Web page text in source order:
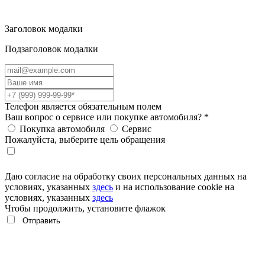
Заголовок модалки
Подзаголовок модалки
Телефон является обязательным полем
Ваш вопрос о сервисе или покупке автомобиля? *
Покупка автомобиля
Сервис
Пожалуйста, выберите цель обращения
Даю согласие на обработку своих персональных данных на
условиях, указанных здесь и на использование cookie на
условиях, указанных здесь
Чтобы продолжить, установите флажок